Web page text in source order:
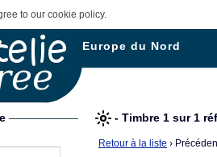
to our cookie policy.
Europe du Nord
- Timbre 1 sur 1
Retour à la liste ›